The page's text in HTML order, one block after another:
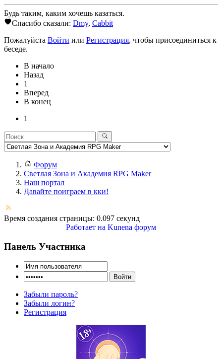
Будь таким, каким хочешь казаться.
Спасибо сказали: Dmy, Cabbit
Пожалуйста Войти или Регистрация, чтобы присоединиться к
беседе.
В начало
Назад
1
Вперед
В конец
1
Форум
Светлая Зона и Академия RPG Maker
Наш портал
Давайте поиграем в кки!
Время создания страницы: 0.097 секунд
Работает на Kunena форум
Панель Участника
Забыли пароль?
Забыли логин?
Регистрация